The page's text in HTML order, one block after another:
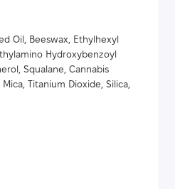
Oil, Beeswax, Ethylhexyl
Hydroxybenzoyl
Squalane, Cannabis
Titanium Dioxide, Silica,